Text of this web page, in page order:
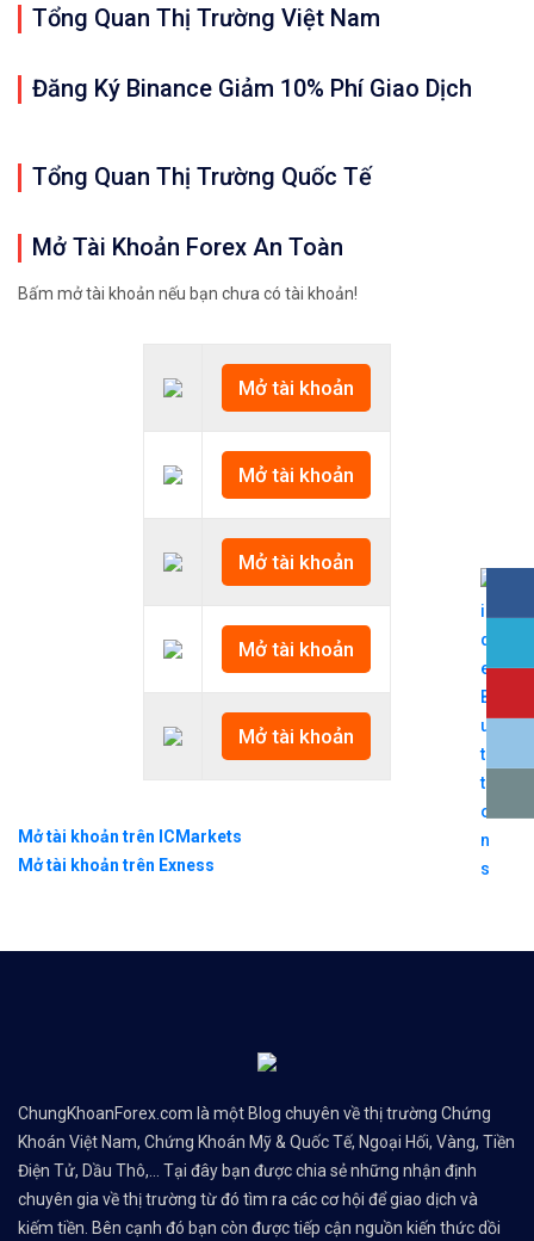
Tổng Quan Thị Trường Việt Nam
Đăng Ký Binance Giảm 10% Phí Giao Dịch
Tổng Quan Thị Trường Quốc Tế
Mở Tài Khoản Forex An Toàn
Bấm mở tài khoản nếu bạn chưa có tài khoản!
Mở tài khoản
Mở tài khoản
Mở tài khoản
Mở tài khoản
Mở tài khoản
Mở tài khoản trên ICMarkets
Mở tài khoản trên Exness
ChungKhoanForex.com là một Blog chuyên về thị trường Chứng
Khoán Việt Nam, Chứng Khoán Mỹ & Quốc Tế, Ngoại Hối, Vàng, Tiền
Điện Tử, Dầu Thô,... Tại đây bạn được chia sẻ những nhận định
chuyên gia về thị trường từ đó tìm ra các cơ hội để giao dịch và
kiếm tiền. Bên cạnh đó bạn còn được tiếp cận nguồn kiến thức dồi